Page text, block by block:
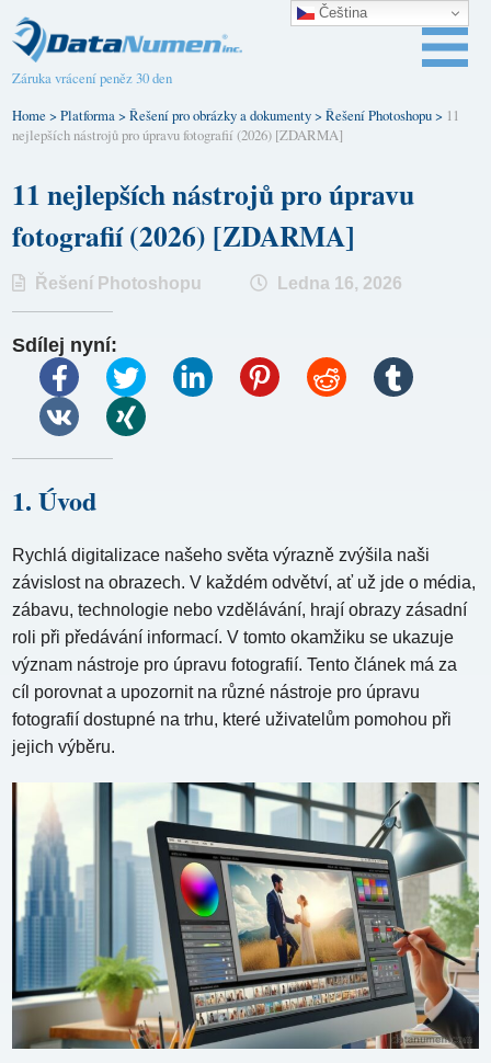
Záruka vrácení peněz 30 den
Home >Platforma>Řešení pro obrázky a dokumenty>Řešení Photoshopu> 11
nejlepších nástrojů pro úpravu fotografií (2026) [ZDARMA]
11 nejlepších nástrojů pro úpravu
fotografií (2026) [ZDARMA]
Řešení Photoshopu Ledna 16, 2026
Sdílej nyní:
1. Úvod
Rychlá digitalizace našeho světa výrazně zvýšila naši
závislost na obrazech. V každém odvětví, ať už jde o média,
zábavu, technologie nebo vzdělávání, hrají obrazy zásadní
roli při předávání informací. V tomto okamžiku se ukazuje
význam nástroje pro úpravu fotografií. Tento článek má za
cíl porovnat a upozornit na různé nástroje pro úpravu
fotografií dostupné na trhu, které uživatelům pomohou při
jejich výběru.
Čeština‎